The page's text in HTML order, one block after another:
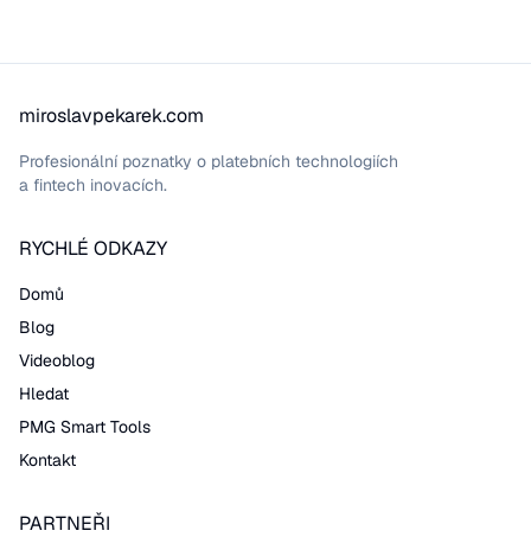
miroslavpekarek.com
Profesionální poznatky o platebních technologiích
a fintech inovacích.
RYCHLÉ ODKAZY
Domů
Blog
Videoblog
Hledat
PMG Smart Tools
Kontakt
PARTNEŘI